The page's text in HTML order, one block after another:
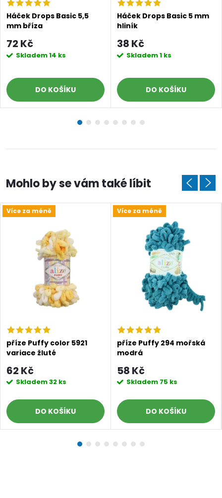
Háček Drops Basic 5,5
mm bříza
72 Kč
Skladem14 ks
DO KOŠÍKU
Háček Drops Basic 5 mm
hliník
38 Kč
Skladem1 ks
DO KOŠÍKU
Více za méně
příze Puffy color 5921
variace žluté
62 Kč
Skladem32 ks
DO KOŠÍKU
Více za méně
příze Puffy 294 mořská
modrá
58 Kč
Skladem 75 ks
DO KOŠÍKU
Blog a návody
Poslat